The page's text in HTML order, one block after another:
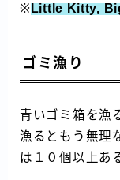
※ Little Kitty,
ゴミ漁り
青いゴミ箱を漁
漁るともう無理
は１０個以上あ